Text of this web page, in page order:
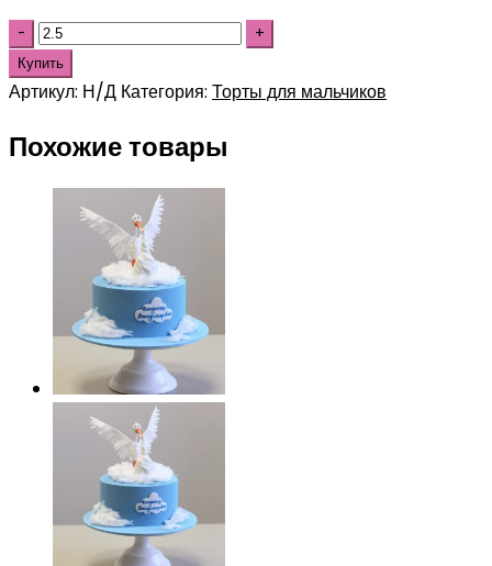
Купить
Артикул: Н/Д Категория: Торты для мальчиков
Похожие товары